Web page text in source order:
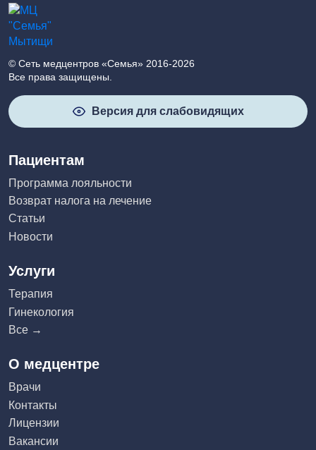
© Сеть медцентров «Семья» 2016-2026
Все права защищены.
Версия для слабовидящих
Пациентам
Программа лояльности
Возврат налога на лечение
Статьи
Новости
Услуги
Терапия
Гинекология
Все →
О медцентре
Врачи
Контакты
Лицензии
Вакансии